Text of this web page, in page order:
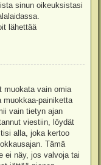
sinun oikeuksistasi
lähettää
muokata vain omia
painiketta
vain tietyn ajan
viestiin, löydät
alla, joka kertoo
Tämä
ei näy, jos valvoja tai